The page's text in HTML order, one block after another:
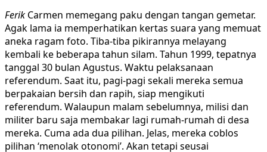
Ferik Carmen memegang paku dengan tangan gemetar.
Agak lama ia memperhatikan kertas suara yang memuat
aneka ragam foto. Tiba-tiba pikirannya melayang
kembali ke beberapa tahun silam. Tahun 1999, tepatnya
tanggal 30 bulan Agustus. Waktu pelaksanaan
referendum. Saat itu, pagi-pagi sekali mereka semua
berpakaian bersih dan rapih, siap mengikuti
referendum. Walaupun malam sebelumnya, milisi dan
militer baru saja membakar lagi rumah-rumah di desa
mereka. Cuma ada dua pilihan. Jelas, mereka coblos
pilihan ‘menolak otonomi’. Akan tetapi seusai